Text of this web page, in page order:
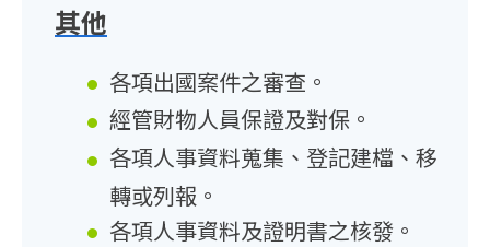
其他
各項出國案件之審查。
經管財物人員保證及對保。
各項人事資料蒐集、登記建檔、移
轉或列報。
各項人事資料及證明書之核發。